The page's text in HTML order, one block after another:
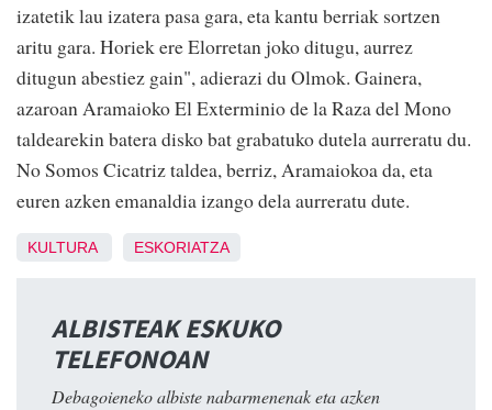
izatetik lau izatera pasa gara, eta kantu berriak sortzen
aritu gara. Horiek ere Elorretan joko ditugu, aurrez
ditugun abestiez gain", adierazi du Olmok. Gainera,
azaroan Aramaioko El Exterminio de la Raza del Mono
taldearekin batera disko bat grabatuko dutela aurreratu du.
No Somos Cicatriz taldea, berriz, Aramaiokoa da, eta
euren azken emanaldia izango dela aurreratu dute.
KULTURA ESKORIATZA
ALBISTEAK ESKUKO
TELEFONOAN
Debagoieneko albiste nabarmenenak eta azken